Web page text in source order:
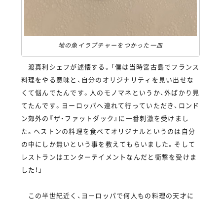
地の魚イラブチャーをつかった一皿
渡真利シェフが述懐する。「僕は当時宮古島でフランス
料理をやる意味と、自分のオリジナリティを見い出せな
くて悩んでたんです。人のモノマネというか、外ばかり見
てたんです。ヨーロッパへ連れて行っていただき、ロンド
ン郊外の『ザ・ファットダック』に一番刺激を受けまし
た。ヘストンの料理を食べてオリジナルというのは自分
の中にしか無いという事を教えてもらいました。そして
レストランはエンターテイメントなんだと衝撃を受けま
した！」
この半世紀近く、ヨーロッパで何人もの料理の天才に